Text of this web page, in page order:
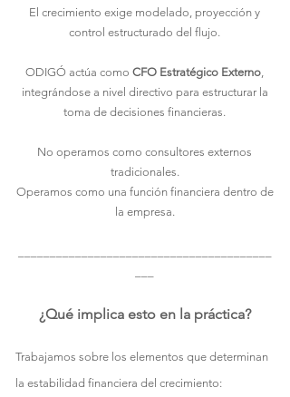
El crecimiento exige modelado, proyección y
control estructurado del flujo.
ODIGÓ actúa como CFO Estratégico Externo,
integrándose a nivel directivo para estructurar la
toma de decisiones financieras.
No operamos como consultores externos
tradicionales.
Operamos como una función financiera dentro de
la empresa.
¿Qué implica esto en la práctica?
Trabajamos sobre los elementos que determinan
la estabilidad financiera del crecimiento: